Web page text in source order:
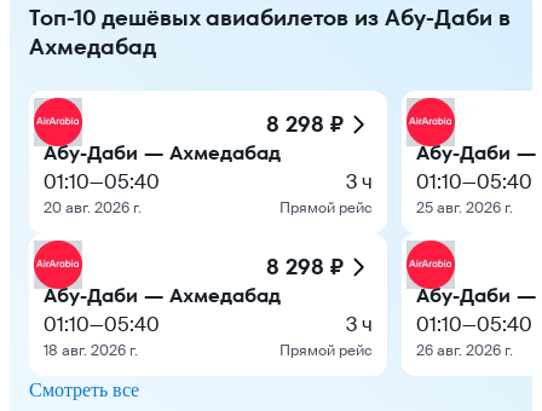
Топ-10 дешёвых авиабилетов из Абу-Даби в
Ахмедабад
8 298 ₽
Абу-Даби — Ахмедабад
01:10—05:40
20 авг. 2026 г.
3 ч
Прямой рейс
8 298 ₽
Абу-Даби — Ахмедабад
01:10—05:40
18 авг. 2026 г.
3 ч
Прямой рейс
Абу-Даби —
01:10—05:40
25 авг. 2026 г.
Абу-Даби —
01:10—05:40
26 авг. 2026 г.
Смотреть все